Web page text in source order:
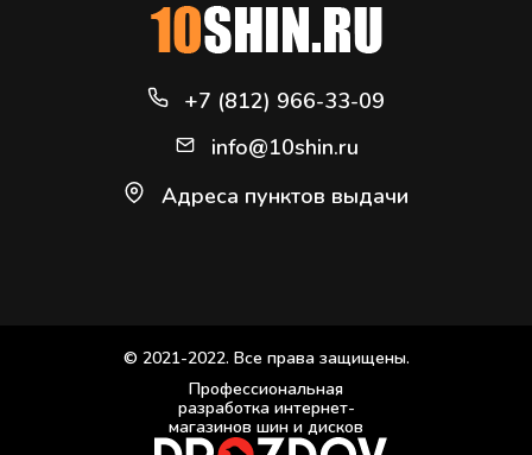
+7 (812) 966-33-09
info@10shin.ru
Адреса пунктов выдачи
© 2021-2022. Все права защищены.
Профессиональная
разработка интернет-
магазинов шин и дисков